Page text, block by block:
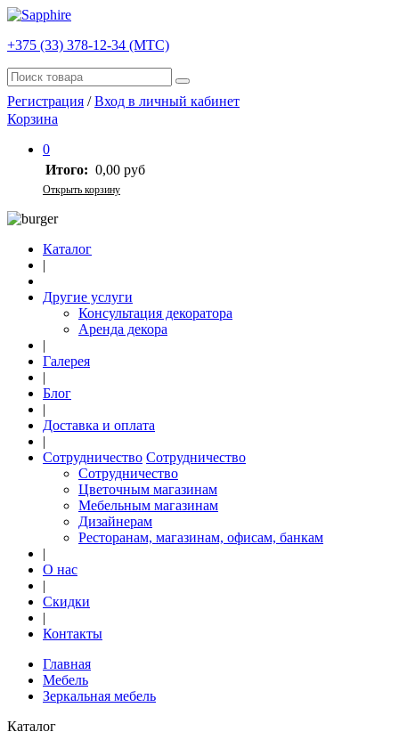
+375 (33) 378-12-34 (МТС)
Регистрация /Вход в личный кабинет
Корзина
0
Итого: 0,00 руб
Открыть корзину
Каталог
|
Другие услуги
Консультация декоратора
Аренда декора
|
Галерея
|
Блог
|
Доставка и оплата
|
Сотрудничество Сотрудничество
Сотрудничество
Цветочным магазинам
Мебельным магазинам
Дизайнерам
Ресторанам, магазинам, офисам, банкам
|
О нас
|
Скидки
|
Контакты
Главная
Мебель
Зеркальная мебель
Каталог